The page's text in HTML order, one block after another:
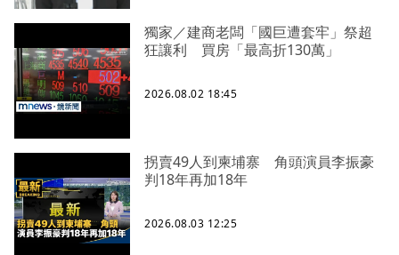
獨家／建商老闆「國巨遭套牢」祭超
狂讓利 買房「最高折130萬」
2026.08.02 18:45
拐賣49人到柬埔寨 角頭演員李振豪
判18年再加18年
2026.08.03 12:25